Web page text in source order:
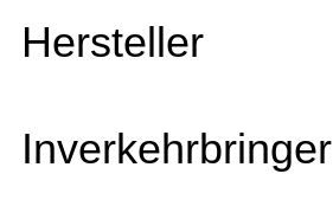
Hersteller
Inverkehrbringer